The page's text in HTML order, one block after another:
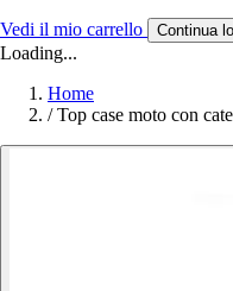
Vedi il mio carrello Continua
Loading...
Home
/ Top case moto con